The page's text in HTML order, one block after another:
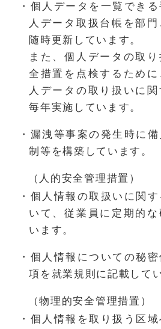
・個人データを一覧でき
人データ取扱台帳を部門
随時更新しています。
また、個人データの取
全措置を点検するため
人データの取り扱いに
毎年実施しています。
・漏洩等事案の発生時に
制等を構築しています。
（人的安全管理措置）
・個人情報の取扱いに関
いて、従業員に定期的
います。
・個人情報についての秘
項を就業規則に記載して
（物理的安全管理措置）
・個人情報を取り扱う区